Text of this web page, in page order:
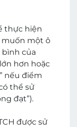
thực hiện
muốn một ô
của
hơn hoặc
nếu điểm
thể sử
đạt”).
được sử